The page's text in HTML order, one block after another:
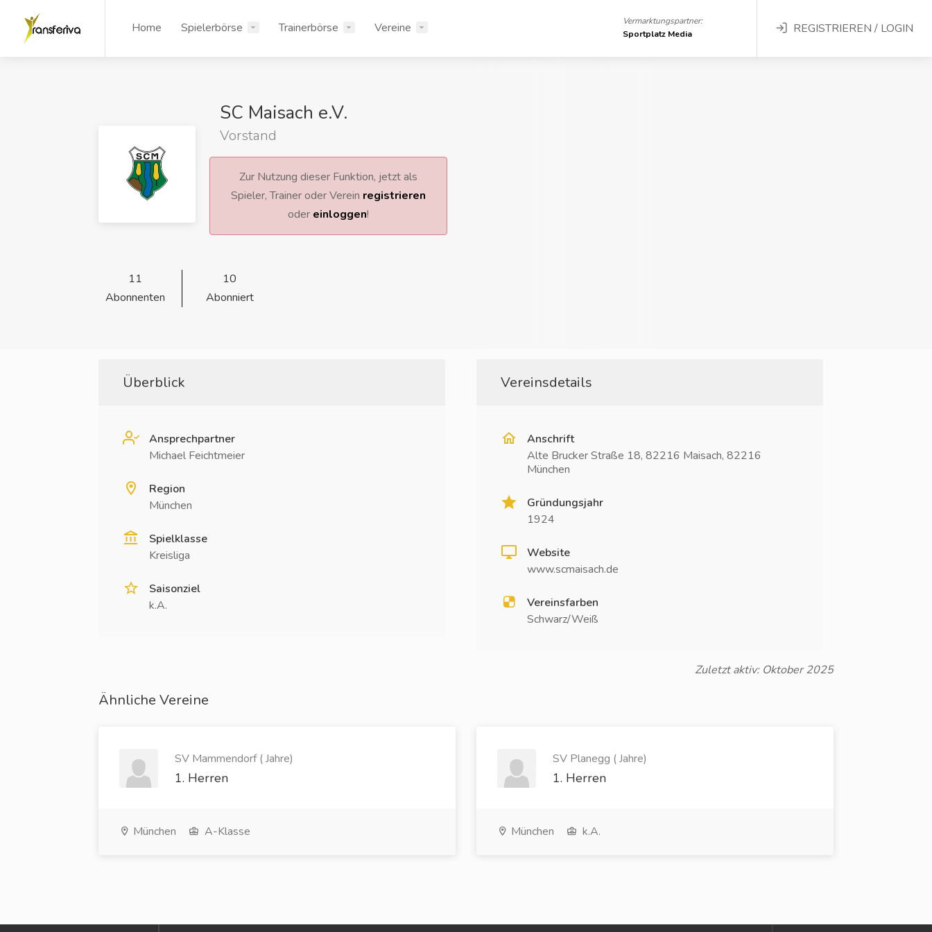
Home Spielerbörse Trainerbörse Vereine
Vermarktungspartner:
Sportplatz Media
REGISTRIEREN / LOGIN
SC Maisach e.V.
Vorstand
Zur Nutzung dieser Funktion, jetzt als
Spieler, Trainer oder Verein registrieren
oder einloggen!
11
Abonnenten
10
Abonniert
Überblick
Ansprechpartner
Michael Feichtmeier
Region
München
Spielklasse
Kreisliga
Saisonziel
k.A.
Vereinsdetails
Anschrift
Alte Brucker Straße 18, 82216 Maisach, 82216
München
Gründungsjahr
1924
Website
www.scmaisach.de
Vereinsfarben
Schwarz/Weiß
Zuletzt aktiv: Oktober 2025
Ähnliche Vereine
SV Mammendorf ( Jahre)
1. Herren
München A-Klasse
SV Planegg ( Jahre)
1. Herren
München k.A.